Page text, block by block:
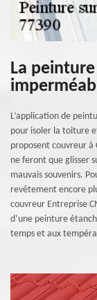
La
L’application de
pour isoler la toiture
proposent couvreur à
ne feront que glisser
mauvais souvenirs.
revêtement encore
couvreur Entreprise
d’une peinture
temps et aux